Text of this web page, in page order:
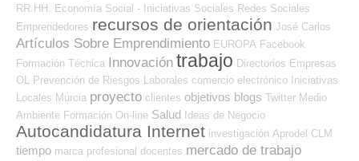
RR.HH.
Economía Social - Iniciativas Sociales Redes Sociales
Emprendedores recursos de orientación José Carlos
Artículos Sobre Emprendimiento EUROPA Facebook
Formación Técnica Innovación trabajo Directorios Empresas
OL
Prevención de Riesgos Laborales comercio electrónico Iniciativas
Locales Murcia proyecto clientes objetivos blogs Twitter Medio
Ambiente Formación On-line Salud Ideas de Negocio
Autocandidatura Internet investigación Aprodel CLM
tiempo marca profesional docentes mercado de trabajo